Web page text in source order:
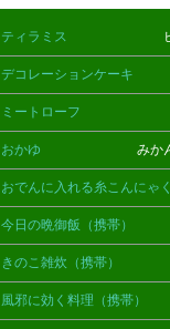
ティラミス ビアン
デコレーションケーキ
ミートローフ みゃ
おかゆ みかん
おでんに入れる糸こんにゃ
今日の晩御飯（携帯） 麗
きのこ雑炊（携帯） か
風邪に効く料理（携帯）